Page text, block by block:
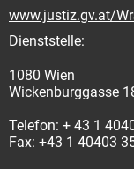
www.justiz.gv.at/
Dienststelle:
1080 Wien
Wickenburggasse
Telefon: + 43 1
Fax: +43 1 40403